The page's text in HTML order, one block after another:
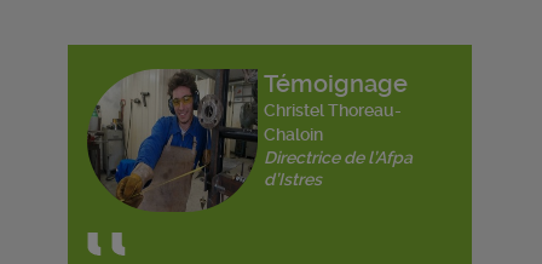
Témoignage
Christel Thoreau-
Chaloin
Directrice de l’Afpa
d’Istres